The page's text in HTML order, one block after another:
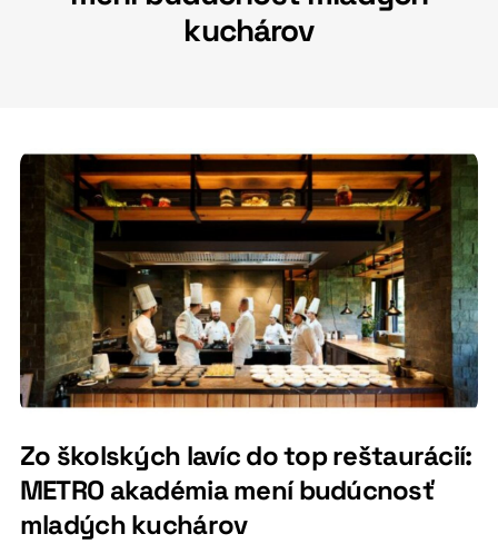
kuchárov
Zo školských lavíc do top reštaurácií:
METRO akadémia mení budúcnosť
mladých kuchárov